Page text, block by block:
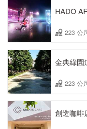
HADO
223 公
金典綠園
223 公
創造咖啡